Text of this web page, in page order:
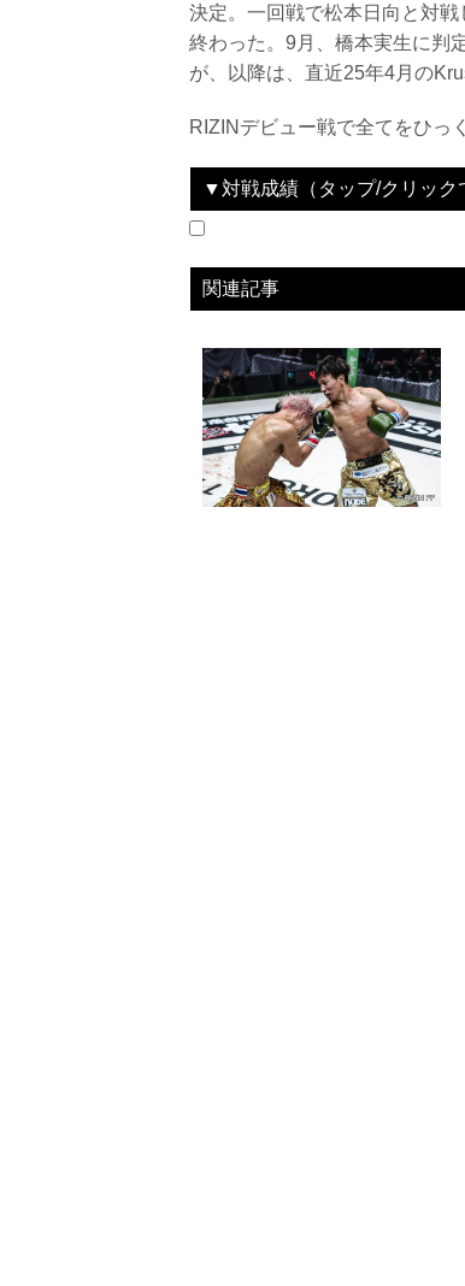
決定。一回戦で松本日向と対
終わった。9月、橋本実生に判
が、以降は、直近25年4月の
RIZINデビュー戦で全てをひっ
▼対戦成績（タップ/クリック
関連記事